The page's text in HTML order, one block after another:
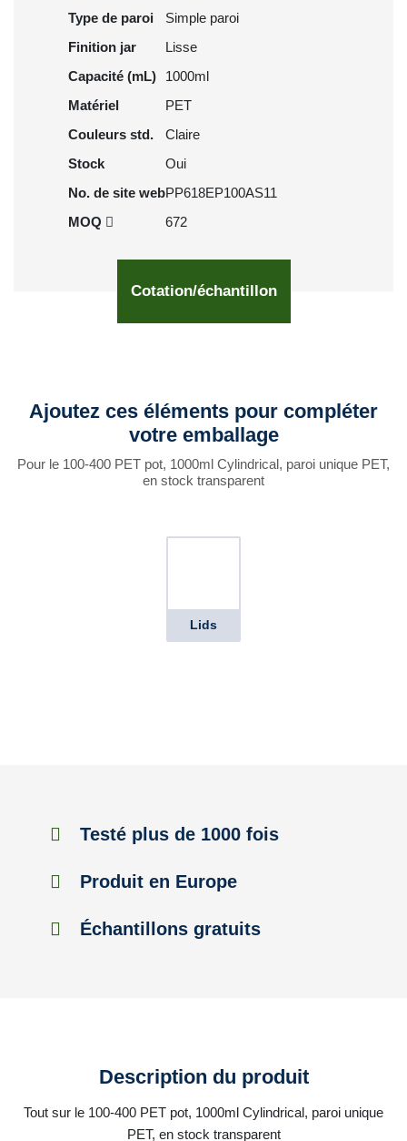
Type de paroi
Simple paroi
Finition jar
Lisse
Capacité (mL)
1000ml
Matériel
PET
Couleurs std.
Claire
Stock
Oui
No. de site webPP618EP100AS11
MOQ
672
Cotation/échantillon
Ajoutez ces éléments pour compléter
votre emballage
Pour le 100-400 PET pot, 1000ml Cylindrical, paroi unique PET,
en stock transparent
Lids
Testé plus de 1000 fois
Produit en Europe
Échantillons gratuits
Description du produit
Tout sur le 100-400 PET pot, 1000ml Cylindrical, paroi unique
PET, en stock transparent